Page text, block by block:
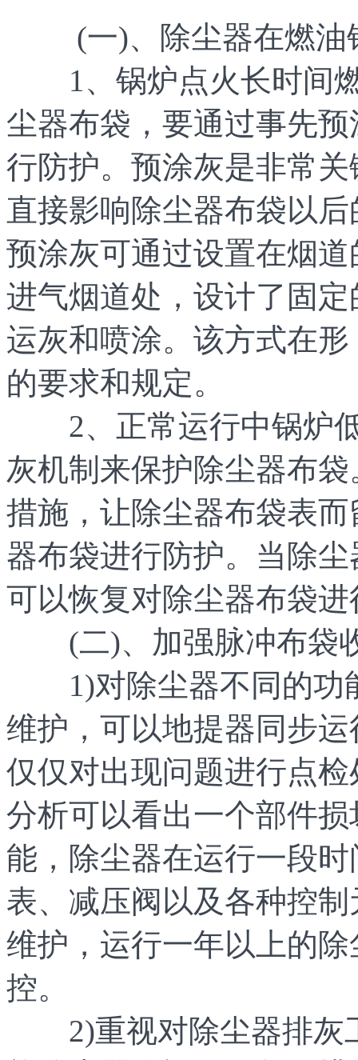
(一)、除尘器在燃油
1、锅炉点火长时间燃
尘器布袋，要通过事先
行防护。预涂灰是非常
直接影响除尘器布袋以
预涂灰可通过设置在烟
进气烟道处，设计了固
运灰和喷涂。该方式在
的要求和规定。
2、正常运行中锅炉低
灰机制来保护除尘器布
措施，让除尘器布袋表
器布袋进行防护。当除
可以恢复对除尘器布袋
(二)、加强脉冲布袋
1)对除尘器不同的功
维护，可以地提器同步
仅仅对出现问题进行点
分析可以看出一个部件
能，除尘器在运行一段
表、减压阀以及各种控
维护，运行一年以上的
控。
2)重视对除尘器排灰